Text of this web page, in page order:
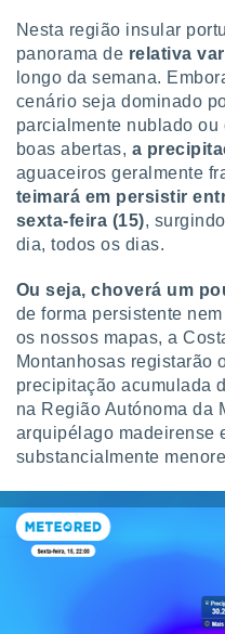
Nesta região insular
panorama de relativa
longo da semana.
cenário seja dominado
parcialmente nublado
boas abertas, a
aguaceiros geralmente
teimará em persistir
sexta-feira (15),
dia, todos os dias.
Ou seja, choverá um
de forma persistente
os nossos mapas, a
Montanhosas registarão
precipitação acumulada
na Região Autónoma da
arquipélago madeirense
substancialmente